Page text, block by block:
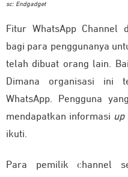
sc: Endgadget
Fitur WhatsApp Channel
bagi para penggunanya
telah dibuat orang lain.
Dimana organisasi ini
WhatsApp. Pengguna
mendapatkan informasi up
ikuti.
Para pemilik channel